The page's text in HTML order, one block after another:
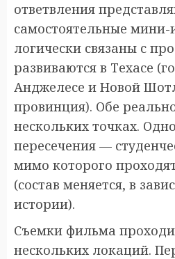
ответвления
самостоятельные
логически связаны с
развиваются в Техасе
Анджелесе и Новой
провинция). Обе
нескольких точках.
пересечения —
мимо которого
(состав меняется, в
истории).
Съемки фильма
нескольких локаций.